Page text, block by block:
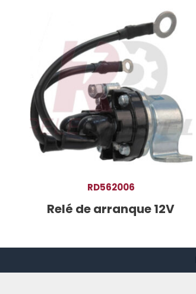
RD562006
Relé de arranque 12V